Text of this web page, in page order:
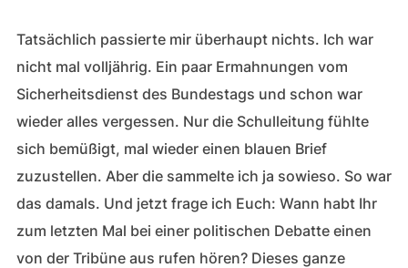
Tatsächlich passierte mir überhaupt nichts. Ich war
nicht mal volljährig. Ein paar Ermahnungen vom
Sicherheitsdienst des Bundestags und schon war
wieder alles vergessen. Nur die Schulleitung fühlte
sich bemüßigt, mal wieder einen blauen Brief
zuzustellen. Aber die sammelte ich ja sowieso. So war
das damals. Und jetzt frage ich Euch: Wann habt Ihr
zum letzten Mal bei einer politischen Debatte einen
von der Tribüne aus rufen hören? Dieses ganze